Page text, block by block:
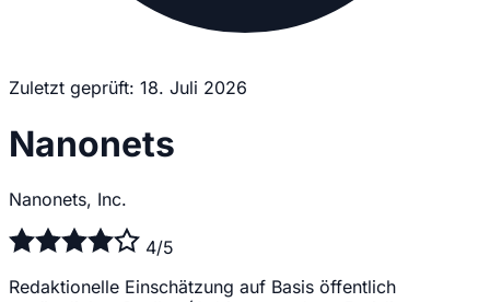
Zuletzt geprüft: 18. Juli 2026
Nanonets
Nanonets, Inc.
4/5
Redaktionelle Einschätzung auf Basis öffentlich